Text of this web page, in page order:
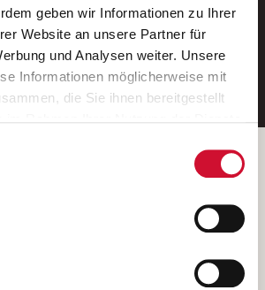
geben wir Informationen zu Ihrer
Website an unsere Partner für
und Analysen weiter. Unsere
Informationen möglicherweise mit
die Sie ihnen bereitgestellt
zulassen“ klicken, so stimmen
sämtlicher Cookies zu. Sie können
jederzeit widerrufen,
Einstellungen aufrufen und diese
Jobs.
Mail-Adresse eintragen
des AWO Bezirksverbandes Unterfranken